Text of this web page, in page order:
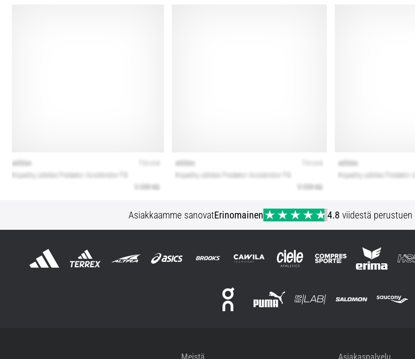
Asiakkaamme sanovatErinomainen 4.8 viidestä perustuen
Meistä Asiakaspalvelu